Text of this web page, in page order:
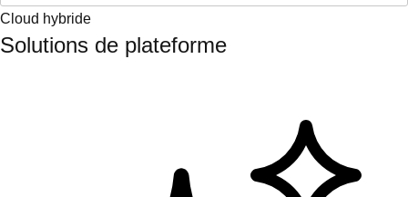
Cloud hybride
Solutions de plateforme